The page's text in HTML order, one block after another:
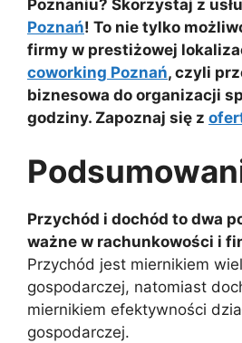
Poznaniu? Skorzystaj z
Poznań! To nie tylko
firmy w prestiżowej
coworking Poznań, czyli
biznesowa do organizacji
godziny. Zapoznaj się z
Przychód i dochód to dwa
ważne w rachunkowości i
Przychód jest miernikiem
gospodarczej, natomiast
miernikiem efektywności
gospodarczej.